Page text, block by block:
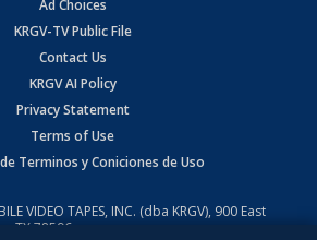
Ad Choices
KRGV-TV Public File
Contact Us
KRGV AI Policy
Privacy Statement
Terms of Use
Terminos y Coniciones de Uso
VIDEO TAPES, INC. (dba KRGV), 900 East
TX 78596.